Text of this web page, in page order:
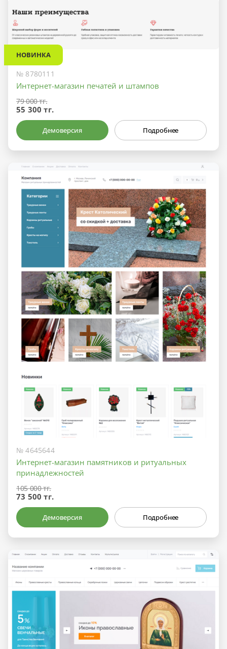
НОВИНКА
№ 8780111
Интернет-магазин печатей и штампов
79 000 тг.
55 300 тг.
Демоверсия Подробнее
№ 4645644
Интернет-магазин памятников и ритуальных
принадлежностей
105 000 тг.
73 500 тг.
Демоверсия Подробнее